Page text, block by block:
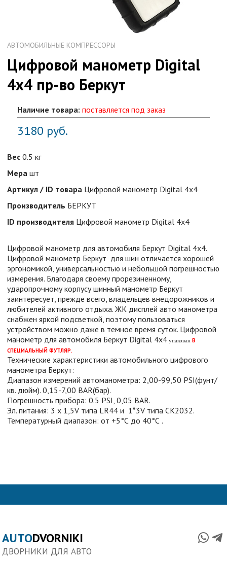
АВТОМОБИЛЬНЫЕ КОМПРЕССОРЫ
Цифровой манометр Digital
4x4 пр-во Беркут
Наличие товара: поставляется под заказ
3180 руб.
Вес 0.5 кг
Мера шт
Артикул / ID товара Цифровой манометр Digital 4x4
Производитель БЕРКУТ
ID производителя Цифровой манометр Digital 4x4
Цифровой манометр для автомобиля Беркут Digital 4x4.
Цифровой манометр Беркут для шин отличается хорошей
эргономикой, универсальностью и небольшой погрешностью
измерения. Благодаря своему прорезиненному,
ударопрочному корпусу шинный манометр Беркут
заинтересует, прежде всего, владельцев внедорожников и
любителей активного отдыха. ЖК дисплей авто манометра
снабжен яркой подсветкой, поэтому пользоваться
устройством можно даже в темное время суток. Цифровой
манометр для автомобиля Беркут Digital 4x4 упакованВ
СПЕЦИАЛЬНЫЙ ФУТЛЯР.
Технические характеристики автомобильного цифрового
манометра Беркут:
Диапазон измерений автоманометра: 2,00-99,50 PSI(фунт/
кв. дюйм). 0,15-7,00 BAR(бар).
Погрешность прибора: 0.5 PSI, 0,05 BAR.
Эл. питания: 3 х 1,5V типа LR44 и 1*3V типа СК2032.
Температурный диапазон: от +5°С до 40°С .
AUTODVORNIKI
ДВОРНИКИ ДЛЯ АВТО